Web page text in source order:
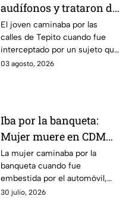
audífonos y trataron de
robarle: Joven recibe 8
puñaladas en Tepito
tras resistirse a un
asalto
El joven caminaba por las
calles de Tepito cuando fue
interceptado por un sujeto que
le exigió sus pertenencias y al
03 agosto, 2026
Iba por la banqueta:
Mujer muere en CDMX
y detienen a conductor
La mujer caminaba por la
banqueta cuando fue
embestida por el automóvil,
proyectándola contra un árbol
30 julio, 2026